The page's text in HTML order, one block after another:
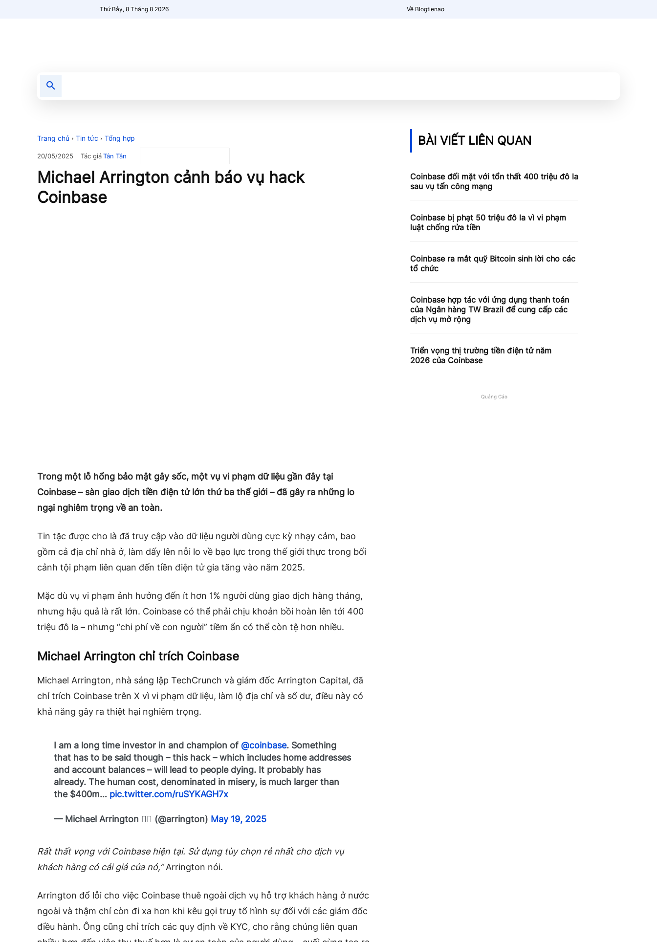
Thứ Bảy, 8 Tháng 8 2026 Về Blogtienao
Trang chủ Tin tức Tổng hợp
20/05/2025 Tác giảTân Tân
Michael Arrington cảnh báo vụ hack
Coinbase
Trong một lỗ hổng bảo mật gây sốc, một vụ vi phạm dữ liệu gần đây tại
Coinbase – sàn giao dịch tiền điện tử lớn thứ ba thế giới – đã gây ra những lo
ngại nghiêm trọng về an toàn.
Tin tặc được cho là đã truy cập vào dữ liệu người dùng cực kỳ nhạy cảm, bao
gồm cả địa chỉ nhà ở, làm dấy lên nỗi lo về bạo lực trong thế giới thực trong bối
cảnh tội phạm liên quan đến tiền điện tử gia tăng vào năm 2025.
Mặc dù vụ vi phạm ảnh hưởng đến ít hơn 1% người dùng giao dịch hàng tháng,
nhưng hậu quả là rất lớn. Coinbase có thể phải chịu khoản bồi hoàn lên tới 400
triệu đô la – nhưng “chi phí về con người” tiềm ẩn có thể còn tệ hơn nhiều.
Michael Arrington chỉ trích Coinbase
Michael Arrington, nhà sáng lập TechCrunch và giám đốc Arrington Capital, đã
chỉ trích Coinbase trên X vì vi phạm dữ liệu, làm lộ địa chỉ và số dư, điều này có
khả năng gây ra thiệt hại nghiêm trọng.
I am a long time investor in and champion of @coinbase. Something
that has to be said though – this hack – which includes home addresses
and account balances – will lead to people dying. It probably has
already. The human cost, denominated in misery, is much larger than
the $400m… pic.twitter.com/ruSYKAGH7x
— Michael Arrington 🏴‍☠️ (@arrington) May 19, 2025
Rất thất vọng với Coinbase hiện tại. Sử dụng tùy chọn rẻ nhất cho dịch vụ
khách hàng có cái giá của nó,”Arrington nói.
Arrington đổ lỗi cho việc Coinbase thuê ngoài dịch vụ hỗ trợ khách hàng ở nước
ngoài và thậm chí còn đi xa hơn khi kêu gọi truy tố hình sự đối với các giám đốc
điều hành. Ông cũng chỉ trích các quy định về KYC, cho rằng chúng liên quan
BÀI VIẾT LIÊN QUAN
Coinbase đối mặt với tổn thất 400 triệu đô la
sau vụ tấn công mạng
Coinbase bị phạt 50 triệu đô la vì vi phạm
luật chống rửa tiền
Coinbase ra mắt quỹ Bitcoin sinh lời cho các
tổ chức
Coinbase hợp tác với ứng dụng thanh toán
của Ngân hàng TW Brazil để cung cấp các
dịch vụ mở rộng
Triển vọng thị trường tiền điện tử năm
2026 của Coinbase
Quảng Cáo